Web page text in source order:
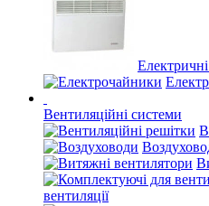
Вентиляційні системи
вентиляції